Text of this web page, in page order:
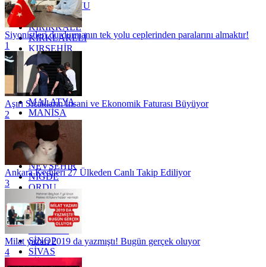
KASTAMONU
KAYSERİ
KIRIKKALE
KIRKLARELİ
KIRŞEHİR
KOCAELİ
KONYA
KÜTAHYA
KİLİS
MALATYA
MANİSA
MARDİN
MERSİN
MUĞLA
MUŞ
NEVŞEHİR
NİĞDE
ORDU
OSMANİYE
RİZE
SAKARYA
SAMSUN
SİNOP
SİVAS
Siyonistleri durdurmanın tek yolu ceplerinden paralarını almaktır!
1
Aşırı Sıcakların İnsani ve Ekonomik Faturası Büyüyor
2
Ankara Kedileri 27 Ülkeden Canlı Takip Ediliyor
3
Milat yazarı 2019 da yazmıştı! Bugün gerçek oluyor
4